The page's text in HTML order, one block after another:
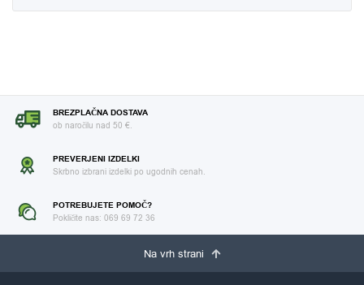
BREZPLAČNA DOSTAVA
ob naročilu nad 50 €.
PREVERJENI IZDELKI
Skrbno izbrani izdelki po ugodnih cenah.
POTREBUJETE POMOČ?
Pokličite nas: 069 69 72 36
Na vrh strani